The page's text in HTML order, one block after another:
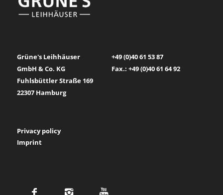
Grüne's Leihhäuser
GmbH & Co. KG
Fuhlsbüttler Straße 169
22307 Hamburg
+49 (0)40 61 53 87
Fax.: +49 (0)40 61 64 92
Privacy policy
Imprint